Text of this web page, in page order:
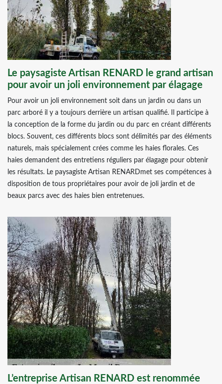
Le paysagiste Artisan RENARD le grand artisan
pour avoir un joli environnement par élagage
Pour avoir un joli environnement soit dans un jardin ou dans un
parc arboré il y a toujours derrière un artisan qualifié. Il participe à
la conception de la forme du jardin ou du parc en créant différents
blocs. Souvent, ces différents blocs sont délimités par des éléments
naturels, mais spécialement crées comme les haies florales. Ces
haies demandent des entretiens réguliers par élagage pour obtenir
les résultats. Le paysagiste Artisan RENARDmet ses compétences à
disposition de tous propriétaires pour avoir de joli jardin et de
beaux parcs avec des haies bien entretenues.
L’entreprise Artisan RENARD est renommée